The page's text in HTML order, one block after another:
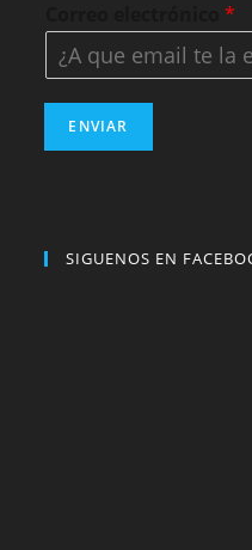
Correo electrónico*
ENVIAR
SIGUENOS EN